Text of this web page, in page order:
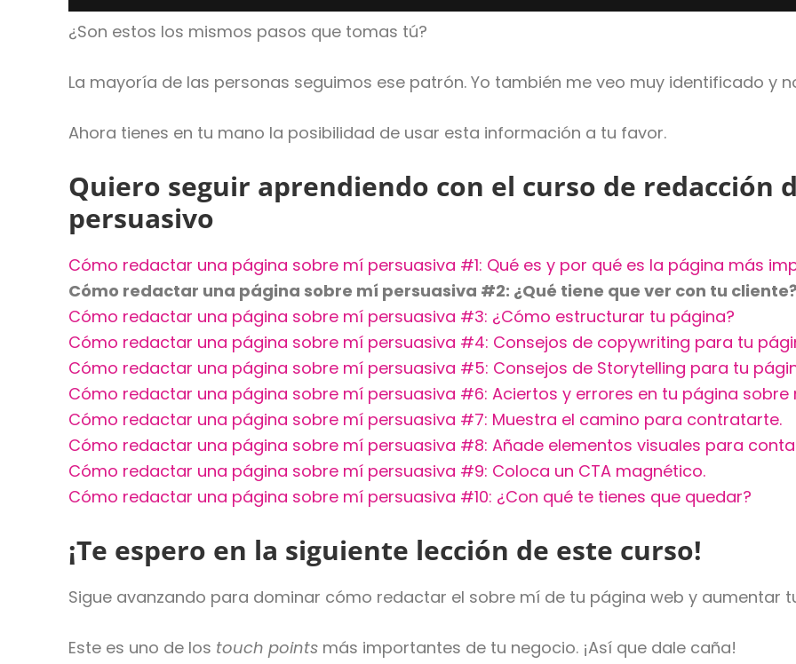
¿Son estos los mismos pasos que tomas tú?
La mayoría de las personas seguimos ese patrón. Yo también me veo muy identificado y
Ahora tienes en tu mano la posibilidad de usar esta información a tu favor.
Quiero seguir aprendiendo con el curso de redacción
persuasivo
Cómo redactar una página sobre mí persuasiva #1: Qué es y por qué es la página más
Cómo redactar una página sobre mí persuasiva #2: ¿Qué tiene que ver con tu cliente?
Cómo redactar una página sobre mí persuasiva #3: ¿Cómo estructurar tu página?
Cómo redactar una página sobre mí persuasiva #4: Consejos de copywriting para tu
Cómo redactar una página sobre mí persuasiva #5: Consejos de Storytelling para tu
Cómo redactar una página sobre mí persuasiva #6: Aciertos y errores en tu página sobre
Cómo redactar una página sobre mí persuasiva #7: Muestra el camino para contratarte.
Cómo redactar una página sobre mí persuasiva #8: Añade elementos visuales para
Cómo redactar una página sobre mí persuasiva #9: Coloca un CTA magnético.
Cómo redactar una página sobre mí persuasiva #10: ¿Con qué te tienes que quedar?
¡Te espero en la siguiente lección de este curso!
Sigue avanzando para dominar cómo redactar el sobre mí de tu página web y aumentar
Este es uno de los touch points más importantes de tu negocio. ¡Así que dale caña!